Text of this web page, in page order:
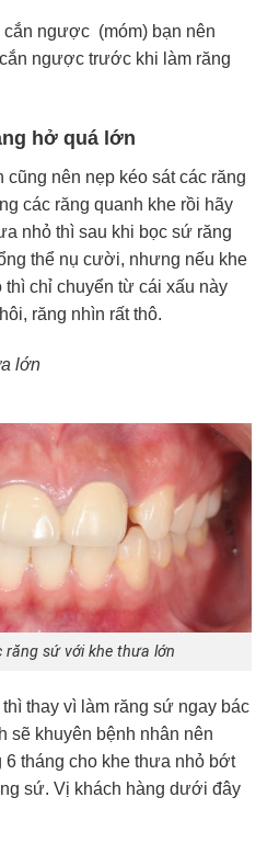
ngược (móm) bạn nên
ngược trước khi làm răng
hở quá lớn
cũng nên nẹp kéo sát các răng
các răng quanh khe rồi hãy
nhỏ thì sau khi bọc sứ răng
thể nụ cười, nhưng nếu khe
chỉ chuyển từ cái xấu này
răng nhìn rất thô.
lớn
răng sứ với khe thưa lớn
thay vì làm răng sứ ngay bác
sẽ khuyên bệnh nhân nên
tháng cho khe thưa nhỏ bớt
sứ. Vị khách hàng dưới đây